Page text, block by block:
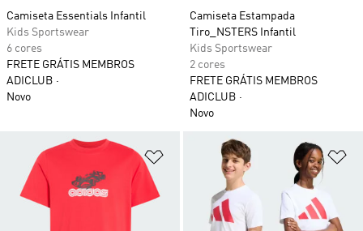
Camiseta Essentials Infantil
Kids Sportswear
6 cores
FRETE GRÁTIS MEMBROS
ADICLUB
Novo
Camiseta Estampada
Tiro_NSTERS Infantil
Kids Sportswear
2 cores
FRETE GRÁTIS MEMBROS
ADICLUB
Novo
Adicionar à Lista de Desejos